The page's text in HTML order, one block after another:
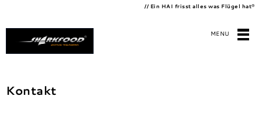
// Ein HAI frisst alles was Flügel hat®
MENU
Kontakt